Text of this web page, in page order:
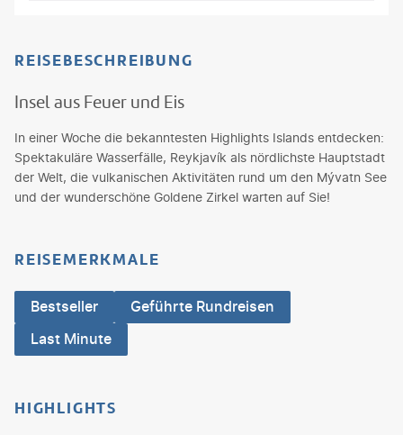
REISEBESCHREIBUNG
Insel aus Feuer und Eis
In einer Woche die bekanntesten Highlights Islands entdecken:
Spektakuläre Wasserfälle, Reykjavík als nördlichste Hauptstadt
der Welt, die vulkanischen Aktivitäten rund um den Mývatn See
und der wunderschöne Goldene Zirkel warten auf Sie!
REISEMERKMALE
Bestseller
Geführte Rundreisen
Last Minute
HIGHLIGHTS